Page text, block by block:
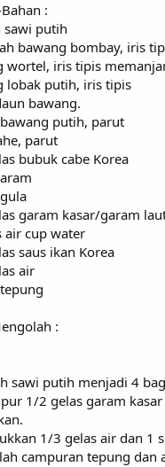
:
sawi putih
bawang bombay, iris
wortel, iris tipis
lobak putih, iris tipis
bawang.
putih, parut
parut
bubuk cabe Korea
garam kasar/garam
air cup water
saus ikan Korea
air
:
sawi putih menjadi 4
1/2 gelas garam
1/3 gelas air dan 1
campuran tepung